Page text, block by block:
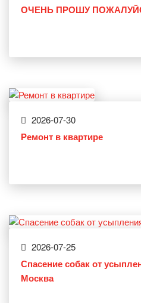
ОЧЕНЬ ПРОШУ
2026-07-30
Ремонт в квартире
2026-07-25
Спасение собак от
Москва